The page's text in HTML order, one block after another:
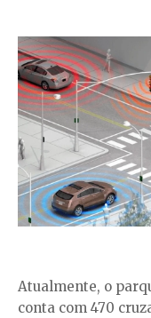
Atualmente, o
conta com 470